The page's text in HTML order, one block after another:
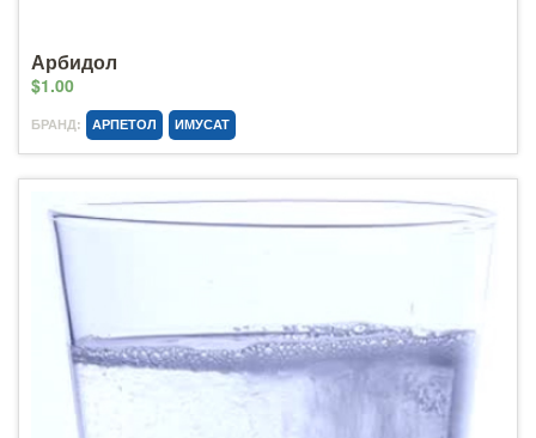
Арбидол
$1.00
БРАНД: АРПЕТОЛ ИМУСАТ